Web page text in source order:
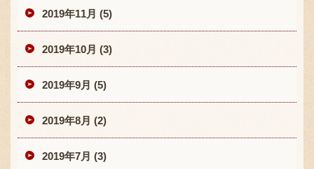
2019年11月 (5)
2019年10月 (3)
2019年9月 (5)
2019年8月 (2)
2019年7月 (3)